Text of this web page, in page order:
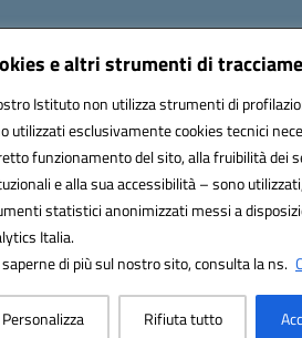
e altri strumenti di
Istituto non utilizza strumenti di
utilizzati esclusivamente cookies tecnici
funzionamento del sito, alla fruibilità dei
e alla sua accessibilità – sono
statistici anonimizzati messi a
Italia.
saperne di più sul nostro sito, consulta la ns.
Personalizza Rifiuta tutto